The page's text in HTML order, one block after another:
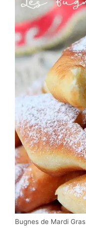
Bugnes de Mardi Gras